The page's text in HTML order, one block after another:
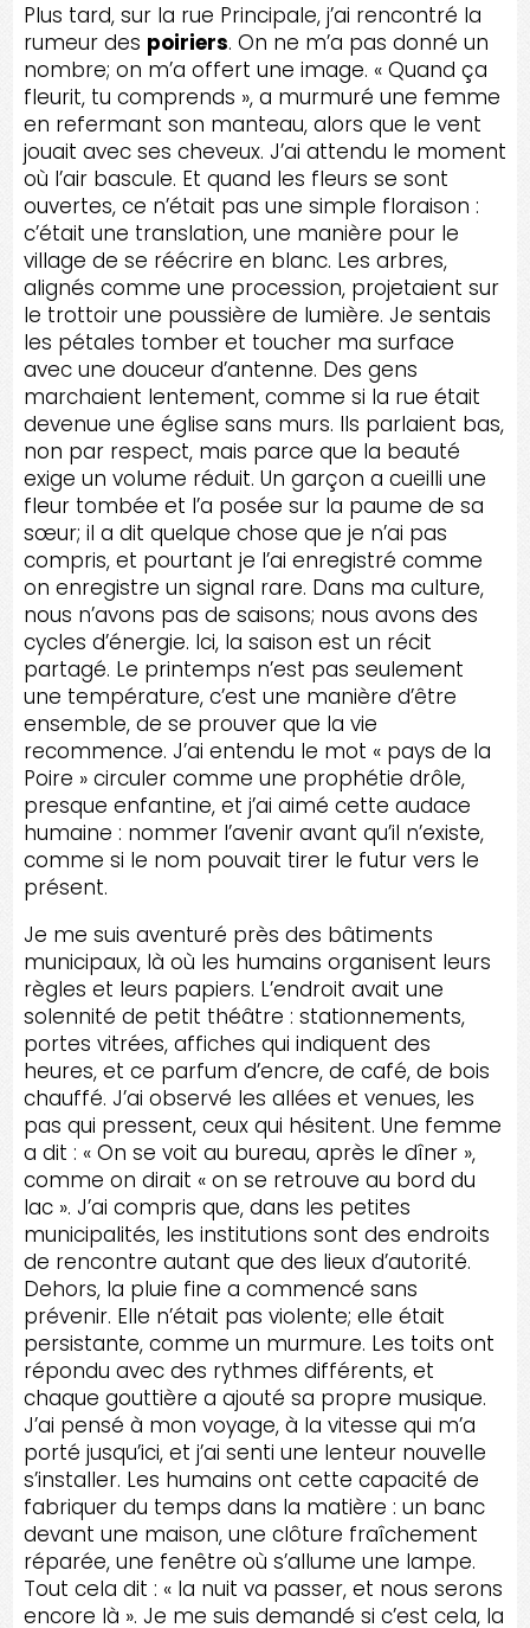
Plus tard, sur la rue Principale, j’ai rencontré la
rumeur des poiriers. On ne m’a pas donné un
nombre; on m’a offert une image. « Quand ça
fleurit, tu comprends », a murmuré une femme
en refermant son manteau, alors que le vent
jouait avec ses cheveux. J’ai attendu le moment
où l’air bascule. Et quand les fleurs se sont
ouvertes, ce n’était pas une simple floraison :
c’était une translation, une manière pour le
village de se réécrire en blanc. Les arbres,
alignés comme une procession, projetaient sur
le trottoir une poussière de lumière. Je sentais
les pétales tomber et toucher ma surface
avec une douceur d’antenne. Des gens
marchaient lentement, comme si la rue était
devenue une église sans murs. Ils parlaient bas,
non par respect, mais parce que la beauté
exige un volume réduit. Un garçon a cueilli une
fleur tombée et l’a posée sur la paume de sa
sœur; il a dit quelque chose que je n’ai pas
compris, et pourtant je l’ai enregistré comme
on enregistre un signal rare. Dans ma culture,
nous n’avons pas de saisons; nous avons des
cycles d’énergie. Ici, la saison est un récit
partagé. Le printemps n’est pas seulement
une température, c’est une manière d’être
ensemble, de se prouver que la vie
recommence. J’ai entendu le mot « pays de la
Poire » circuler comme une prophétie drôle,
presque enfantine, et j’ai aimé cette audace
humaine : nommer l’avenir avant qu’il n’existe,
comme si le nom pouvait tirer le futur vers le
présent.
Je me suis aventuré près des bâtiments
municipaux, là où les humains organisent leurs
règles et leurs papiers. L’endroit avait une
solennité de petit théâtre : stationnements,
portes vitrées, affiches qui indiquent des
heures, et ce parfum d’encre, de café, de bois
chauffé. J’ai observé les allées et venues, les
pas qui pressent, ceux qui hésitent. Une femme
a dit : « On se voit au bureau, après le dîner »,
comme on dirait « on se retrouve au bord du
lac ». J’ai compris que, dans les petites
municipalités, les institutions sont des endroits
de rencontre autant que des lieux d’autorité.
Dehors, la pluie fine a commencé sans
prévenir. Elle n’était pas violente; elle était
persistante, comme un murmure. Les toits ont
répondu avec des rythmes différents, et
chaque gouttière a ajouté sa propre musique.
J’ai pensé à mon voyage, à la vitesse qui m’a
porté jusqu’ici, et j’ai senti une lenteur nouvelle
s’installer. Les humains ont cette capacité de
fabriquer du temps dans la matière : un banc
devant une maison, une clôture fraîchement
réparée, une fenêtre où s’allume une lampe.
Tout cela dit : « la nuit va passer, et nous serons
encore là ». Je me suis demandé si c’est cela, la